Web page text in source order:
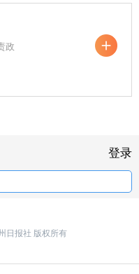
政
登录
日报社 版权所有